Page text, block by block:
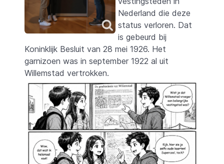
Nederland die deze
status verloren. Dat
is gebeurd bij
Koninklijk Besluit van 28 mei 1926. Het
garnizoen was in september 1922 al uit
Willemstad vertrokken.